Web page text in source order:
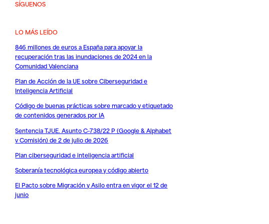
SÍGUENOS
LO MÁS LEÍDO
846 millones de euros a España para apoyar la
recuperación tras las inundaciones de 2024 en la
Comunidad Valenciana
Plan de Acción de la UE sobre Ciberseguridad e
Inteligencia Artificial
Código de buenas prácticas sobre marcado y etiquetado
de contenidos generados por IA
Sentencia TJUE. Asunto C-738/22 P (Google & Alphabet
v Comisión) de 2 de julio de 2026
Plan ciberseguridad e inteligencia artificial
Soberanía tecnológica europea y código abierto
El Pacto sobre Migración y Asilo entra en vigor el 12 de
junio